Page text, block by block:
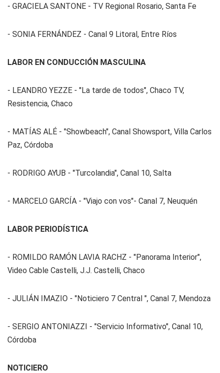
- GRACIELA SANTONE - TV Regional Rosario, Santa Fe
- SONIA FERNÁNDEZ - Canal 9 Litoral, Entre Ríos
LABOR EN CONDUCCIÓN MASCULINA
- LEANDRO YEZZE - "La tarde de todos", Chaco TV,
Resistencia, Chaco
- MATÍAS ALÉ - "Showbeach", Canal Showsport, Villa Carlos
Paz, Córdoba
- RODRIGO AYUB - "Turcolandia", Canal 10, Salta
- MARCELO GARCÍA - "Viajo con vos"- Canal 7, Neuquén
LABOR PERIODÍSTICA
- ROMILDO RAMÓN LAVIA RACHZ - "Panorama Interior",
Video Cable Castelli, J.J. Castelli, Chaco
- JULIÁN IMAZIO - "Noticiero 7 Central ", Canal 7, Mendoza
- SERGIO ANTONIAZZI - "Servicio Informativo", Canal 10,
Córdoba
NOTICIERO